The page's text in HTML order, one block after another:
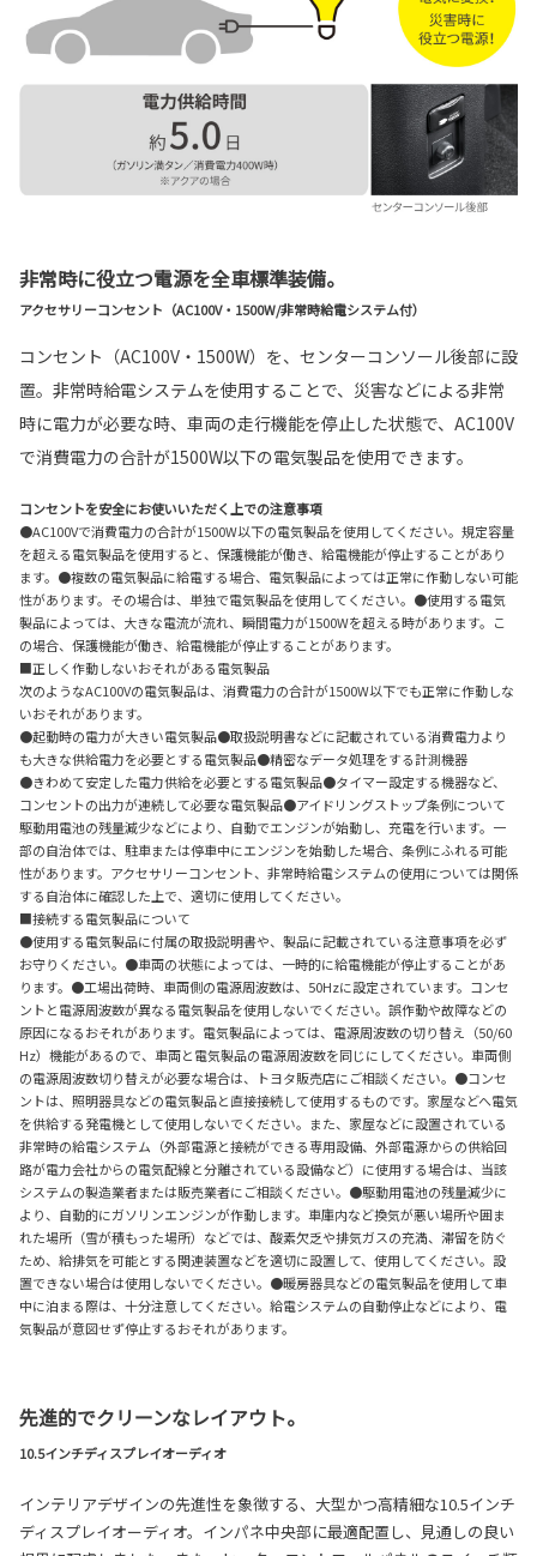
非常時に役立つ電源を全車標準装備。
アクセサリーコンセント（AC100V・1500W/非常時給電システム付）
コンセント（AC100V・1500W）を、センターコンソール後部に設
置。非常時給電システムを使用することで、災害などによる非常
時に電力が必要な時、車両の走行機能を停止した状態で、AC100V
で消費電力の合計が1500W以下の電気製品を使用できます。
コンセントを安全にお使いいただく上での注意事項
●AC100Vで消費電力の合計が1500W以下の電気製品を使用してください。規定容量
を超える電気製品を使用すると、保護機能が働き、給電機能が停止することがあり
ます。●複数の電気製品に給電する場合、電気製品によっては正常に作動しない可能
性があります。その場合は、単独で電気製品を使用してください。●使用する電気
製品によっては、大きな電流が流れ、瞬間電力が1500Wを超える時があります。こ
の場合、保護機能が働き、給電機能が停止することがあります。
■正しく作動しないおそれがある電気製品
次のようなAC100Vの電気製品は、消費電力の合計が1500W以下でも正常に作動しな
いおそれがあります。
●起動時の電力が大きい電気製品●取扱説明書などに記載されている消費電力より
も大きな供給電力を必要とする電気製品●精密なデータ処理をする計測機器
●きわめて安定した電力供給を必要とする電気製品●タイマー設定する機器など、
コンセントの出力が連続して必要な電気製品●アイドリングストップ条例について
駆動用電池の残量減少などにより、自動でエンジンが始動し、充電を行います。一
部の自治体では、駐車または停車中にエンジンを始動した場合、条例にふれる可能
性があります。アクセサリーコンセント、非常時給電システムの使用については関係
する自治体に確認した上で、適切に使用してください。
■接続する電気製品について
●使用する電気製品に付属の取扱説明書や、製品に記載されている注意事項を必ず
お守りください。●車両の状態によっては、一時的に給電機能が停止することがあ
ります。●工場出荷時、車両側の電源周波数は、50Hzに設定されています。コンセ
ントと電源周波数が異なる電気製品を使用しないでください。誤作動や故障などの
原因になるおそれがあります。電気製品によっては、電源周波数の切り替え（50/60
Hz）機能があるので、車両と電気製品の電源周波数を同じにしてください。車両側
の電源周波数切り替えが必要な場合は、トヨタ販売店にご相談ください。●コンセ
ントは、照明器具などの電気製品と直接接続して使用するものです。家屋などへ電気
を供給する発電機として使用しないでください。また、家屋などに設置されている
非常時の給電システム（外部電源と接続ができる専用設備、外部電源からの供給回
路が電力会社からの電気配線と分離されている設備など）に使用する場合は、当該
システムの製造業者または販売業者にご相談ください。●駆動用電池の残量減少に
より、自動的にガソリンエンジンが作動します。車庫内など換気が悪い場所や囲ま
れた場所（雪が積もった場所）などでは、酸素欠乏や排気ガスの充満、滞留を防ぐ
ため、給排気を可能とする関連装置などを適切に設置して、使用してください。設
置できない場合は使用しないでください。●暖房器具などの電気製品を使用して車
中に泊まる際は、十分注意してください。給電システムの自動停止などにより、電
気製品が意図せず停止するおそれがあります。
先進的でクリーンなレイアウト。
10.5インチディスプレイオーディオ
インテリアデザインの先進性を象徴する、大型かつ高精細な10.5インチ
ディスプレイオーディオ。インパネ中央部に最適配置し、見通しの良い